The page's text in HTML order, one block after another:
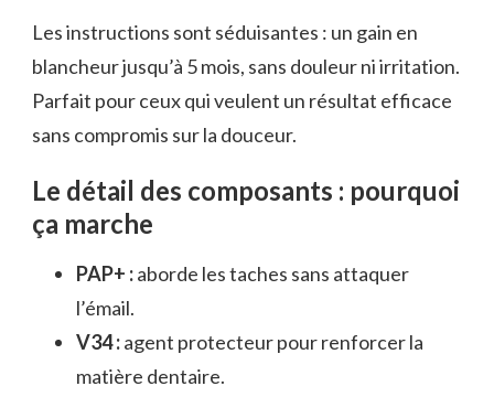
Les instructions sont séduisantes : un gain en
blancheur jusqu’à 5 mois, sans douleur ni irritation.
Parfait pour ceux qui veulent un résultat efficace
sans compromis sur la douceur.
Le détail des composants : pourquoi
ça marche
PAP+ :aborde les taches sans attaquer
l’émail.
V34 :agent protecteur pour renforcer la
matière dentaire.